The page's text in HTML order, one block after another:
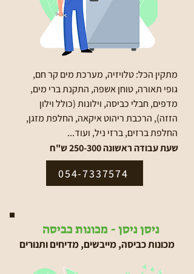
מתקין הכל: טלויזיה, מערכת מים קר חם,
גופי תאורה, טוחן אשפה, התקנת ברי מים,
מדפים, חבלי כביסה, וילונות (כולל וילון
הזזה), הרכבת ריהוט איקאה, החלפת מזגן,
החלפת ברזים, ברזי ניל, ועוד...
שעת עבודה ראשונה 250-300 ש"ח
054-7337574
ניסן ניסן - מכונות כביסה
מכונות כביסה, מייבשים, מדיחים ותנורים